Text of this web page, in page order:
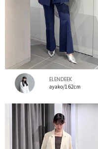
ELENDEEK
ayako/162cm